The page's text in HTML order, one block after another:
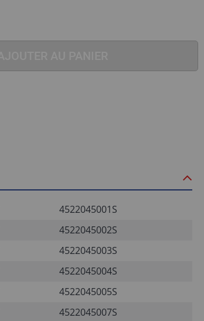
4522045001S
4522045002S
4522045003S
4522045004S
4522045005S
4522045007S